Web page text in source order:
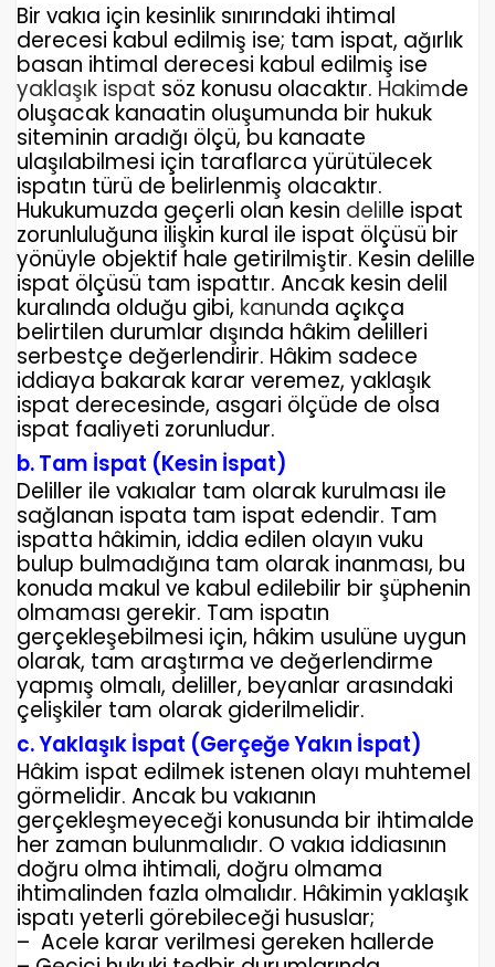
Bir vakıa için kesinlik sınırındaki ihtimal
derecesi kabul edilmiş ise; tam ispat, ağırlık
basan ihtimal derecesi kabul edilmiş ise
yaklaşık ispat söz konusu olacaktır. Hakimde
oluşacak kanaatin oluşumunda bir hukuk
siteminin aradığı ölçü, bu kanaate
ulaşılabilmesi için taraflarca yürütülecek
ispatın türü de belirlenmiş olacaktır.
Hukukumuzda geçerli olan kesin delille ispat
zorunluluğuna ilişkin kural ile ispat ölçüsü bir
yönüyle objektif hale getirilmiştir. Kesin delille
ispat ölçüsü tam ispattır. Ancak kesin delil
kuralında olduğu gibi, kanunda açıkça
belirtilen durumlar dışında hâkim delilleri
serbestçe değerlendirir. Hâkim sadece
iddiaya bakarak karar veremez, yaklaşık
ispat derecesinde, asgari ölçüde de olsa
ispat faaliyeti zorunludur.
b. Tam İspat (Kesin İspat)
Deliller ile vakıalar tam olarak kurulması ile
sağlanan ispata tam ispat edendir. Tam
ispatta hâkimin, iddia edilen olayın vuku
bulup bulmadığına tam olarak inanması, bu
konuda makul ve kabul edilebilir bir şüphenin
olmaması gerekir. Tam ispatın
gerçekleşebilmesi için, hâkim usulüne uygun
olarak, tam araştırma ve değerlendirme
yapmış olmalı, deliller, beyanlar arasındaki
çelişkiler tam olarak giderilmelidir.
c. Yaklaşık İspat (Gerçeğe Yakın İspat)
Hâkim ispat edilmek istenen olayı muhtemel
görmelidir. Ancak bu vakıanın
gerçekleşmeyeceği konusunda bir ihtimalde
her zaman bulunmalıdır. O vakıa iddiasının
doğru olma ihtimali, doğru olmama
ihtimalinden fazla olmalıdır. Hâkimin yaklaşık
ispatı yeterli görebileceği hususlar;
– Acele karar verilmesi gereken hallerde